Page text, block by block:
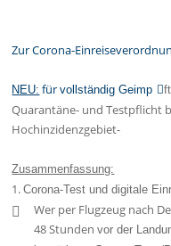
Zur Corona-
NEU: fürvollständig Geimp
Quarantäne- und Testpflicht
Hochinzidenzgebiet-
Zusammenfassung:
1.Corona-Test und digitale
Wer per Flugzeug nach
48 Stundenvor der